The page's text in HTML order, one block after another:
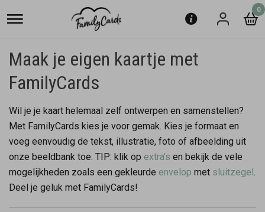
0
Maak je eigen kaartje met
FamilyCards
Wil je je kaart helemaal zelf ontwerpen en samenstellen?
Met FamilyCards kies je voor gemak. Kies je formaat en
voeg eenvoudig de tekst, illustratie, foto of afbeelding uit
onze beeldbank toe. TIP: klik op extra’s en bekijk de vele
mogelijkheden zoals een gekleurde envelop met sluitzegel.
Deel je geluk met FamilyCards!